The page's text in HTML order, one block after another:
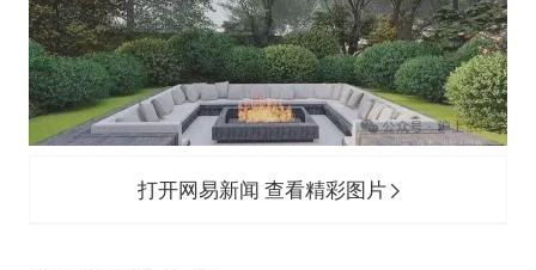
打开网易新闻 查看精彩图片